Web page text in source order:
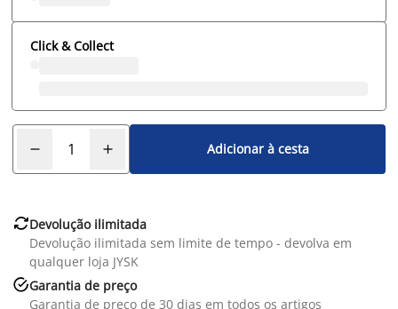
Click & Collect
Adicionar à cesta
Devolução ilimitada
Devolução ilimitada sem limite de tempo - devolva em
qualquer loja JYSK
Garantia de preço
Garantia de preço de 30 dias em todos os artigos